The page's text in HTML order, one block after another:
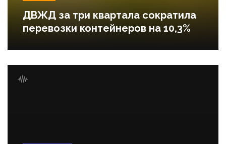
ДВЖД за три квартала сократила
перевозки контейнеров на 10,3%